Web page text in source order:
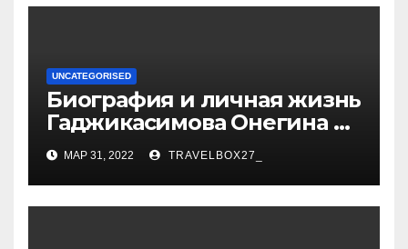
UNCATEGORISED
Биография и личная жизнь
Гаджикасимова Онегина —
информация о жене и
детях
МАР 31, 2022 TRAVELBOX27_